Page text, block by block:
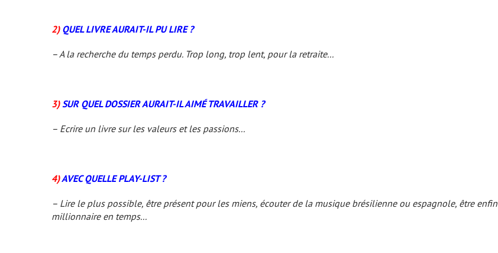
2) QUEL LIVRE AURAIT-IL PU LIRE ?
–A la recherche du temps perdu. Trop long, trop lent, pour la retraite...
3) SUR QUEL DOSSIER AURAIT-IL AIMÉ TRAVAILLER ?
– Ecrire un livre sur les valeurs et les passions...
4)AVEC QUELLE PLAY-LIST ?
– Lire le plus possible, être présent pour les miens, écouter de la musique brésilienne ou espagnole, être enfin
millionnaire en temps...